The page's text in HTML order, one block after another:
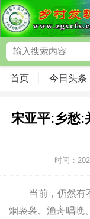
首页 今日头条
宋亚平:乡愁:
时间：
当前，仍然有
烟袅袅、渔舟唱晚